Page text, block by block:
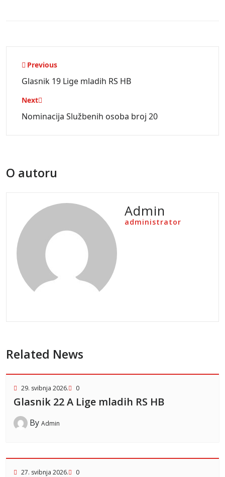
Navigacija
objava
Previous
Glasnik 19 Lige mladih RS HB
Next
Nominacija Službenih osoba broj 20
O autoru
Admin
administrator
Related News
29. svibnja 2026. 0
Glasnik 22 A Lige mladih RS HB
By Admin
27. svibnja 2026. 0